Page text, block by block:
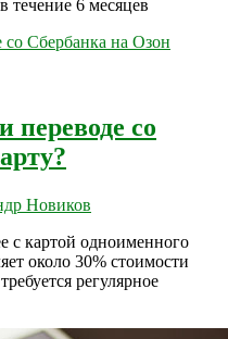
течение 6 месяцев
переводе со
Новиков
с картой одноименного
около 30% стоимости
регулярное